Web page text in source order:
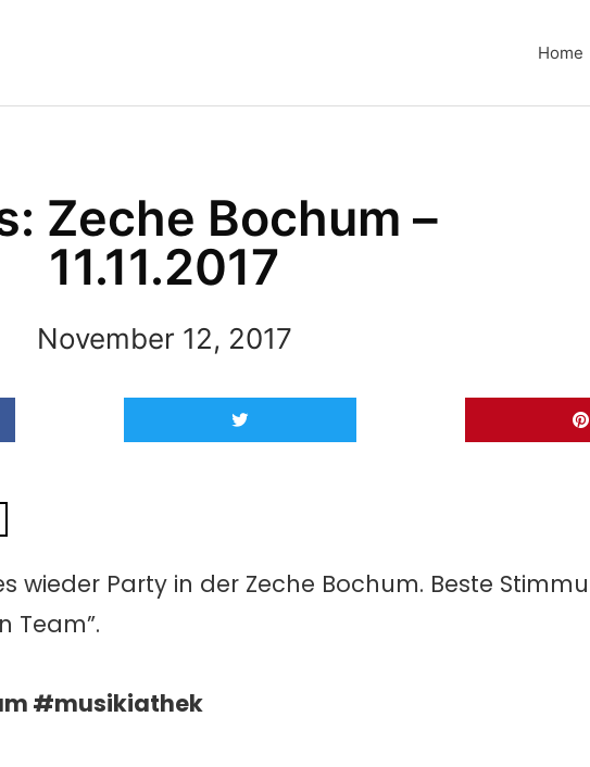
Home
Zeche Bochum –
11.11.2017
November 12, 2017
wieder Party in der Zeche Bochum. Beste
Team”.
#musikiathek